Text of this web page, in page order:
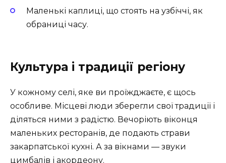
Маленькі каплиці, що стоять на узбіччі, як
обраниці часу.
Культура і традиції регіону
У кожному селі, яке ви проїжджаєте, є щось
особливе. Місцеві люди зберегли свої традиції і
діляться ними з радістю. Вечоріють віконця
маленьких ресторанів, де подають страви
закарпатської кухні. А за вікнами — звуки
цимбалів і акордеону.